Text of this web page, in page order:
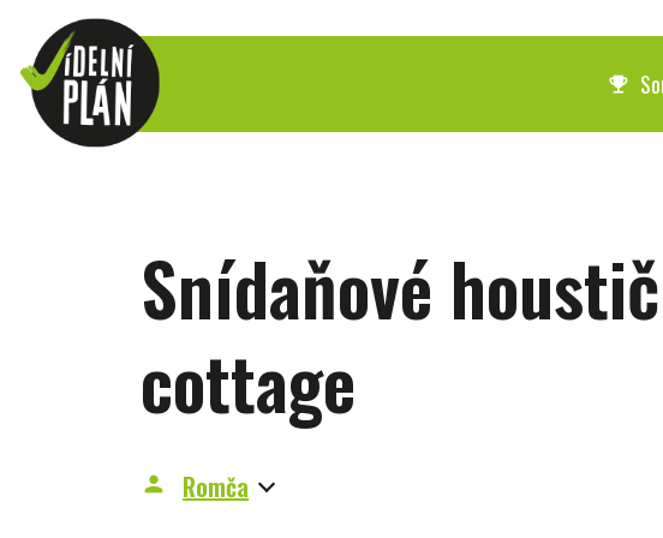
emoji_events
Snídaňové
cottage
person Romča